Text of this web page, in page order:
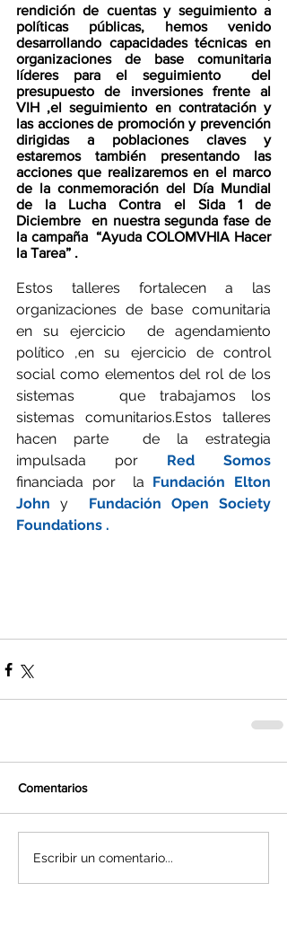
rendición de cuentas y seguimiento a
políticas públicas, hemos venido
desarrollando capacidades técnicas en
organizaciones de base comunitaria
líderes para el seguimiento  del
presupuesto de inversiones frente al
VIH ,el seguimiento en contratación y
las acciones de promoción y prevención
dirigidas a poblaciones claves y
estaremos también presentando las
acciones que realizaremos en el marco
de la conmemoración del Día Mundial
de la Lucha Contra el Sida 1 de
Diciembre  en nuestra segunda fase de
la campaña  “Ayuda COLOMVHIA Hacer
la Tarea” .
Estos talleres fortalecen a las
organizaciones de base comunitaria
en su ejercicio  de agendamiento
político ,en su ejercicio de control
social como elementos del rol de los
sistemas   que trabajamos los
sistemas comunitarios.Estos talleres
hacen parte  de la estrategia
impulsada por
financiada por  la Fundación Elton
John y Fundación Open Society
Foundations .
Comentarios
Escribir un comentario...